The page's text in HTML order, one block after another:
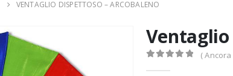
VENTAGLIO DISPETTOSO – ARCOBALENO
(